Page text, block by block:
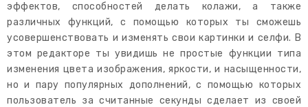
эффектов, способностей делать колажи, а также
различных функций, с помощью которых ты сможешь
усовершенствовать и изменять свои картинки и селфи. В
этом редакторе ты увидишь не простые функции типа
изменения цвета изображения, яркости, и насыщенности,
но и пару популярных дополнений, с помощью которых
пользователь за считанные секунды сделает из своей